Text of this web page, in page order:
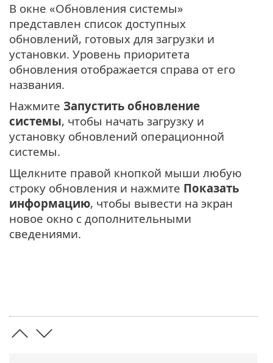
В окне «Обновления системы»
представлен список доступных
обновлений, готовых для загрузки и
установки. Уровень приоритета
обновления отображается справа от его
названия.
Нажмите Запустить обновление
системы, чтобы начать загрузку и
установку обновлений операционной
системы.
Щелкните правой кнопкой мыши любую
строку обновления и нажмите Показать
информацию, чтобы вывести на экран
новое окно с дополнительными
сведениями.